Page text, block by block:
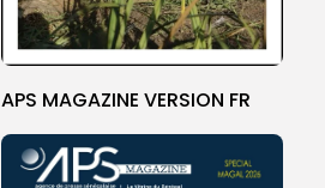
APS MAGAZINE VERSION FR